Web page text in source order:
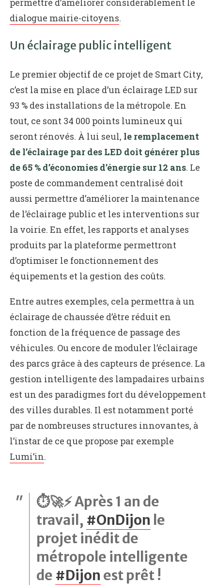
dialogue mairie-citoyens.
Un éclairage public intelligent
Le premier objectif de ce projet de Smart City,
c’est la mise en place d’un éclairage LED sur
93 % des installations de la métropole. En
tout, ce sont 34 000 points lumineux qui
seront rénovés. À lui seul, le remplacement
de l’éclairage par des LED doit générer plus
de 65 % d’économies d’énergie sur 12 ans. Le
poste de commandement centralisé doit
aussi permettre d’améliorer la maintenance
de l’éclairage public et les interventions sur
la voirie. En effet, les rapports et analyses
produits par la plateforme permettront
d’optimiser le fonctionnement des
équipements et la gestion des coûts.
Entre autres exemples, cela permettra à un
éclairage de chaussée d’être réduit en
fonction de la fréquence de passage des
véhicules. Ou encore de moduler l’éclairage
des parcs grâce à des capteurs de présence. La
gestion intelligente des lampadaires urbains
est un des paradigmes fort du développement
des villes durables. Il est notamment porté
par de nombreuses structures innovantes, à
l’instar de ce que propose par exemple
Lumi’in.
⏱️🚀⚡️ Après 1 an de
travail, #OnDijon le
projet inédit de
métropole intelligente
de #Dijon est prêt !